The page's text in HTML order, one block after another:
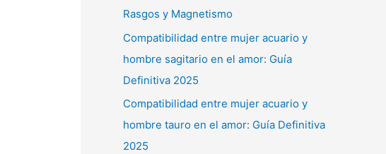
Rasgos y Magnetismo
Compatibilidad entre mujer acuario y
hombre sagitario en el amor: Guía
Definitiva 2025
Compatibilidad entre mujer acuario y
hombre tauro en el amor: Guía Definitiva
2025